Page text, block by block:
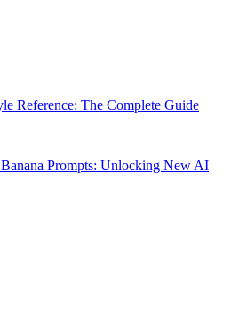
Reference: The Complete Guide
Prompts: Unlocking New AI